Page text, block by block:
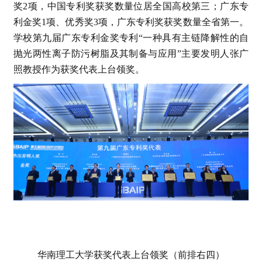
奖2项，中国专利奖获奖数量位居全国高校第三；广东专
利金奖1项、优秀奖3项，广东专利奖获奖数量全省第一。
学校第九届广东专利金奖专利“一种具有主链降解性的自
抛光两性离子防污树脂及其制备与应用”主要发明人张广
照教授作为获奖代表上台领奖。
华南理工大学获奖代表上台领奖（前排右四）